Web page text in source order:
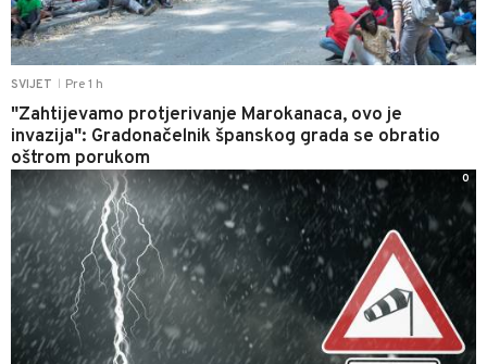
SVIJET Pre 1 h
"Zahtijevamo protjerivanje Marokanaca, ovo je
invazija": Gradonačelnik španskog grada se obratio
oštrom porukom
0